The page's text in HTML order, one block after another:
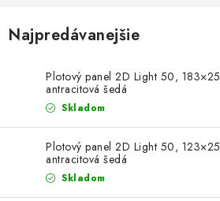
VYVÝŠENÉ ZÁHONY
KOMPOSTÉRY
BETÓNOVÉ PLOTY
AKCIA - MIERNE POŠKODENÝ TOVAR
Najpredávanejšie
Plotový panel 2D Light 50,
antracitová šedá
Skladom
Plotový panel 2D Light 50,
antracitová šedá
Skladom